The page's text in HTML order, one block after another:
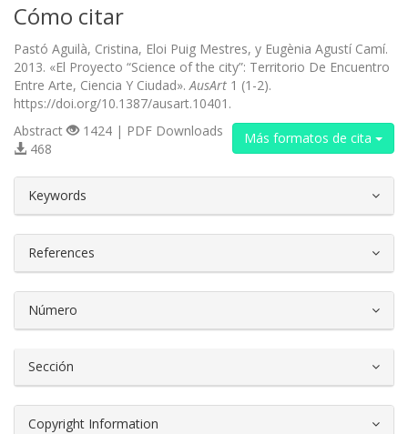
Cómo citar
Pastó Aguilà, Cristina, Eloi Puig Mestres, y Eugènia Agustí Camí.
2013. «El Proyecto “Science of the city”: Territorio De Encuentro
Entre Arte, Ciencia Y Ciudad».AusArt 1 (1-2).
https://doi.org/10.1387/ausart.10401.
Más formatos de cita
Abstract
1424 | PDF Downloads
468
Keywords
References
Número
Sección
Copyright Information